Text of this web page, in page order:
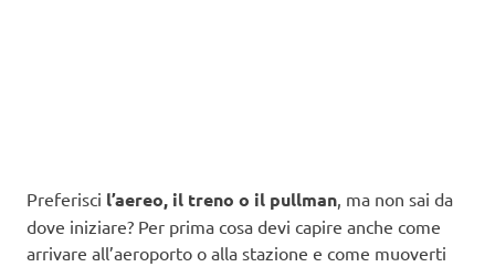
Preferisci l’aereo, il treno o il pullman, ma non sai da
dove iniziare? Per prima cosa devi capire anche come
arrivare all’aeroporto o alla stazione e come muoverti